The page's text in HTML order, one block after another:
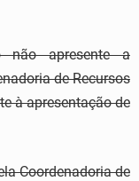
apresente a
de Recursos
à apresentação de
Coordenadoria de